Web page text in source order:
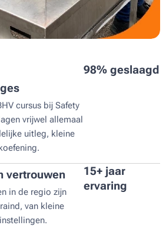
cursus bij Safety
vrijwel allemaal
uitleg, kleine
98% geslaagd
vertrouwen
in de regio zijn
van kleine
15+ jaar
ervaring